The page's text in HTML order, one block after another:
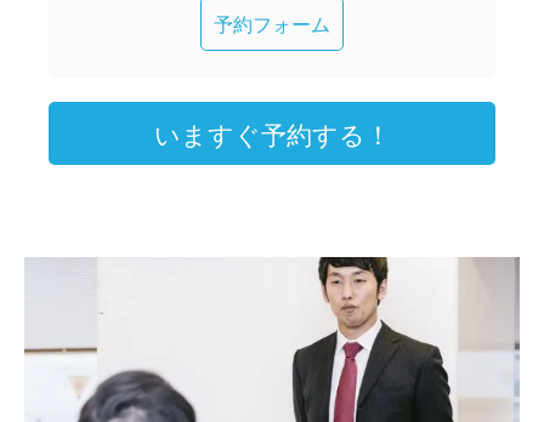
予約フォーム
いますぐ予約する！